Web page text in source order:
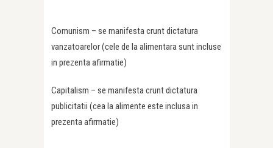
Comunism – se manifesta crunt dictatura
vanzatoarelor (cele de la alimentara sunt incluse
in prezenta afirmatie)
Capitalism – se manifesta crunt dictatura
publicitatii (cea la alimente este inclusa in
prezenta afirmatie)